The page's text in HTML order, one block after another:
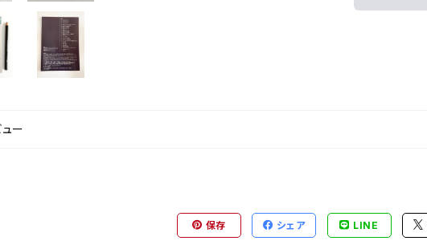
ー
保存 シェア LINE